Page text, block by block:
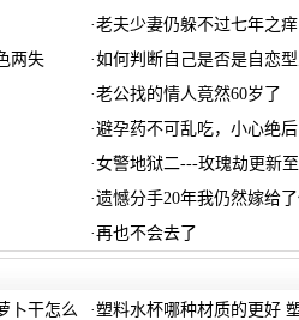
·老夫少妻仍躲不过七年之痒
两失 ·如何判断自己是否是自恋
·老公找的情人竟然60岁了
·避孕药不可乱吃，小心绝后
·女警地狱二---玫瑰劫更新
·遗憾分手20年我仍然嫁给
·再也不会去了
卜干怎么 ·塑料水杯哪种材质的更好